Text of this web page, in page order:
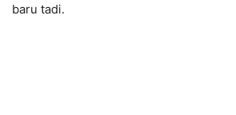
baru tadi.